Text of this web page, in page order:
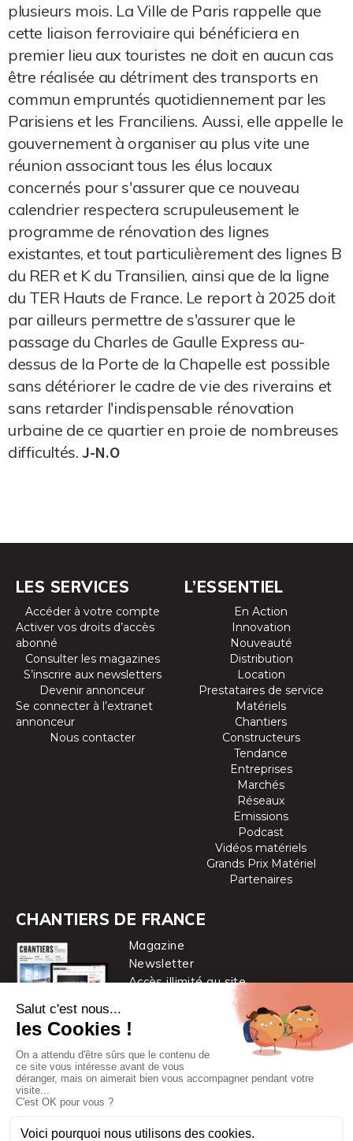
plusieurs mois. La Ville de Paris rappelle que
cette liaison ferroviaire qui bénéficiera en
premier lieu aux touristes ne doit en aucun cas
être réalisée au détriment des transports en
commun empruntés quotidiennement par les
Parisiens et les Franciliens. Aussi, elle appelle le
gouvernement à organiser au plus vite une
réunion associant tous les élus locaux
concernés pour s'assurer que ce nouveau
calendrier respectera scrupuleusement le
programme de rénovation des lignes
existantes, et tout particulièrement des lignes B
du RER et K du Transilien, ainsi que de la ligne
du TER Hauts de France. Le report à 2025 doit
par ailleurs permettre de s'assurer que le
passage du Charles de Gaulle Express au-
dessus de la Porte de la Chapelle est possible
sans détériorer le cadre de vie des riverains et
sans retarder l'indispensable rénovation
urbaine de ce quartier en proie de nombreuses
difficultés.J-N.O
LES SERVICES
Accéder à votre compte
Activer vos droits d’accès
abonné
Consulter les magazines
S’inscrire aux newsletters
Devenir annonceur
Se connecter à l’extranet
annonceur
Nous contacter
L’ESSENTIEL
En Action
Innovation
Nouveauté
Distribution
Location
Prestataires de service
Matériels
Chantiers
Constructeurs
Tendance
Entreprises
Marchés
Réseaux
Emissions
Podcast
Vidéos matériels
Grands Prix Matériel
Partenaires
CHANTIERS DE FRANCE
Magazine
Newsletter
Accès illimité au site
Chantiers de France est une marque